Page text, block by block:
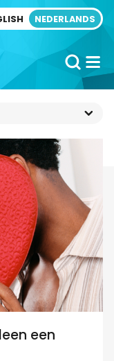
NEDERLANDS
een